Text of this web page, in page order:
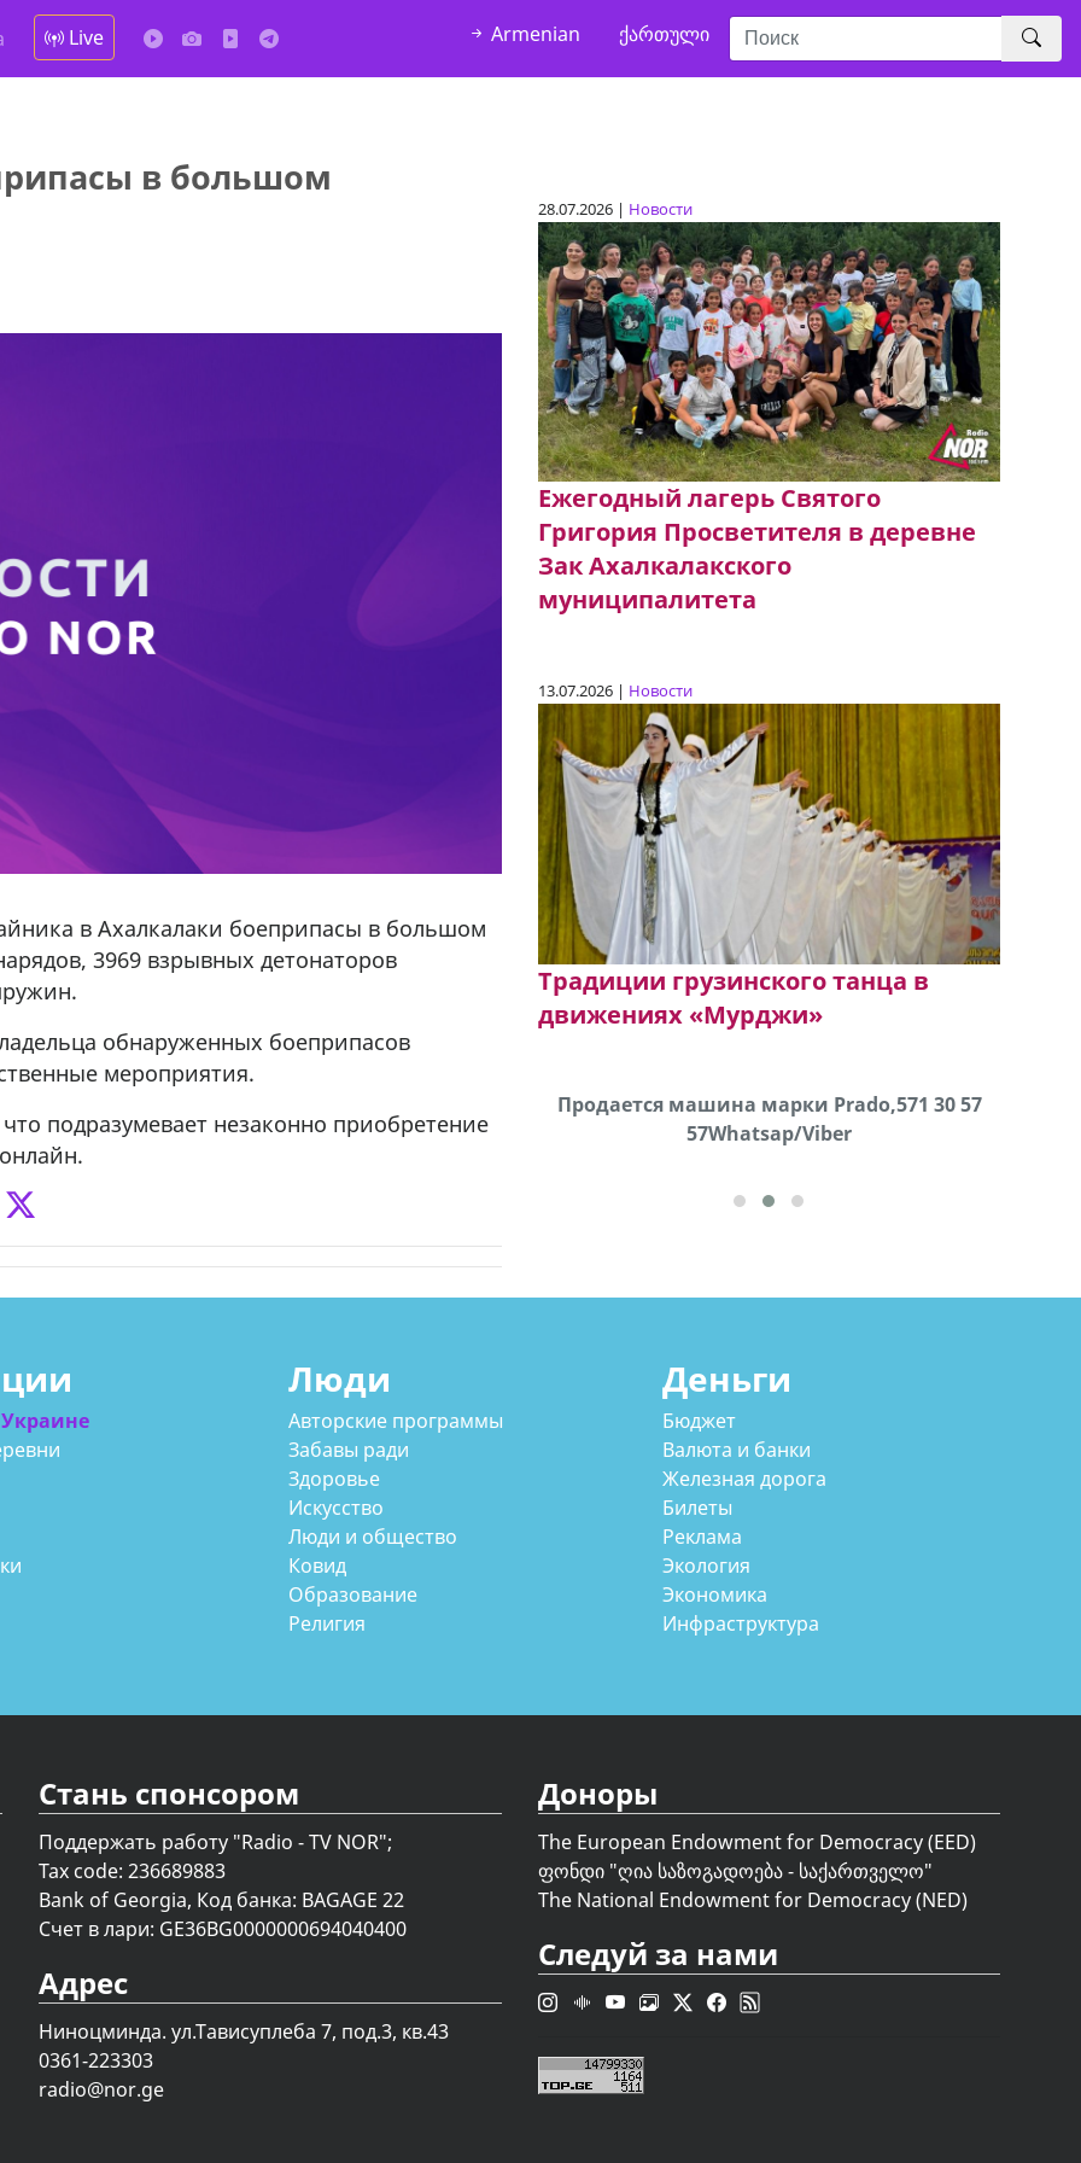
Live Armenian ქართული
в большом
в Ахалкалаки боеприпасы в большом
3969 взрывных детонаторов
обнаруженных боеприпасов
мероприятия.
подразумевает незаконно приобретение
28.07.2026 | Новости
Ежегодный лагерь Святого
Григория Просветителя в деревне
Зак Ахалкалакского
муниципалитета
13.07.2026 | Новости
Традиции грузинского танца в
движениях «Мурджи»
Продается машина марки Prado,571 30 57
57Whatsap/Viber
Продаются грабли под лощадь ,+995 551 08 62
72
Люди
Авторские программы
Забавы ради
Здоровье
Искусство
Люди и общество
Ковид
Образование
Религия
Деньги
Бюджет
Валюта и банки
Железная дорога
Билеты
Реклама
Экология
Экономика
Инфраструктура
Стань спонсором
Поддержать работу "Radio - TV NOR";
Tax code: 236689883
Bank of Georgia, Код банка: BAGAGE 22
Счет в лари: GE36BG0000000694040400
Адрес
Ниноцминда. ул.Тависуплеба 7, под.3, кв.43
0361-223303
radio@nor.ge
Доноры
The European Endowment for Democracy (EED)
ფონდი "ღია საზოგადოება - საქართველო"
The National Endowment for Democracy (NED)
Следуй за нами